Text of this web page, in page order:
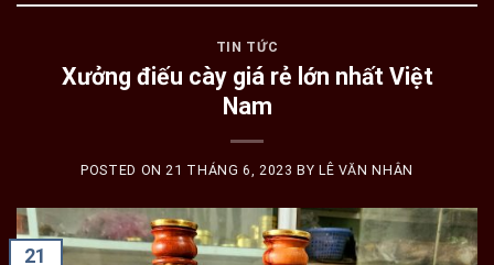
TIN TỨC
Xưởng điếu cày giá rẻ lớn nhất Việt
Nam
POSTED ON21 THÁNG 6, 2023 BY LÊ VĂN NHÂN
21